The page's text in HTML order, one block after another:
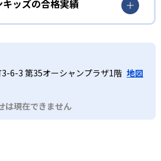
検®など資格試験対策にも強い英語
小学生
対策を進めたい人
良く伸ばしつつ、資格試験対策も行
グループレッスンでコミュニケー
に、読み書きや文法への理解もし
中学生
験に備えたい人
力を強化したい場合に最適。ネイ
されたクラス編成で、子どもの発
指導法を提供。ネイティブ教師によ
、日本人教師が文法や試験対策を
資格試験にも強い4技能をバランス
メリットがある?
のため、子ども一人ひとりの進度
指導を希望する場合は、プライベ
が必要となる。また、通学型のス
ッズの合格実績
ズは合格実績を公式サイトで公開
6-3 第35オーシャンプラザ1階 地図
は現在できません